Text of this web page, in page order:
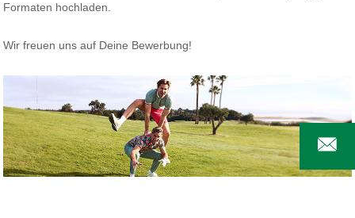
Formaten hochladen.
Wir freuen uns auf Deine Bewerbung!